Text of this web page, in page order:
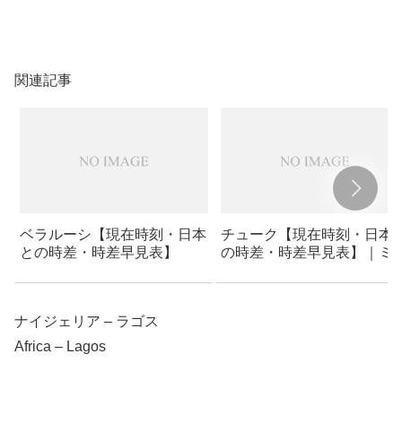
関連記事
ベラルーシ【現在時刻・日本
との時差・時差早見表】
チューク【現在時刻・日本
の時差・時差早見表】｜ミ
ナイジェリア – ラゴス
Africa – Lagos